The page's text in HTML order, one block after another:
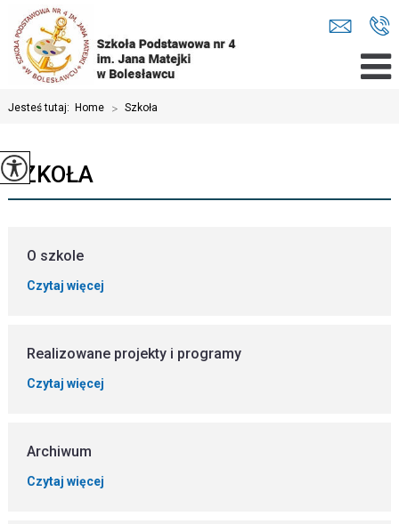
Jesteś tutaj: Home > Szkoła
SZKOŁA
O szkole
Czytaj więcej
Realizowane projekty i programy
Czytaj więcej
Archiwum
Czytaj więcej